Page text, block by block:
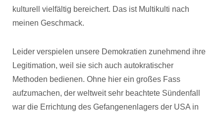
kulturell vielfältig bereichert. Das ist Multikulti nach
meinen Geschmack.
Leider verspielen unsere Demokratien zunehmend ihre
Legitimation, weil sie sich auch autokratischer
Methoden bedienen. Ohne hier ein großes Fass
aufzumachen, der weltweit sehr beachtete Sündenfall
war die Errichtung des Gefangenenlagers der USA in